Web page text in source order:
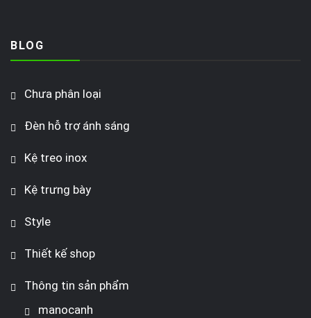
BLOG
Chưa phân loại
Đèn hỗ trợ ánh sáng
Kệ treo inox
Kệ trưng bày
Style
Thiết kế shop
Thông tin sản phẩm
manocanh